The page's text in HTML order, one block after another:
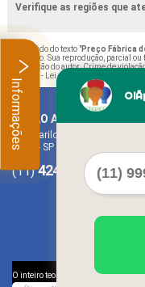
Verifique as regiões que
O conteúdo do texto "Preço Fábrica
reservado. Sua reprodução, parcial
autorização do autor. Crime de
9610/98 - Lei de direitos autorais
BALAO ART
Rua Bariloche, 1300 -
Cotia - SP - CEP: 06726-270
(11)4242-7733(11)
O inteiro teor deste site está sujeito
Informações